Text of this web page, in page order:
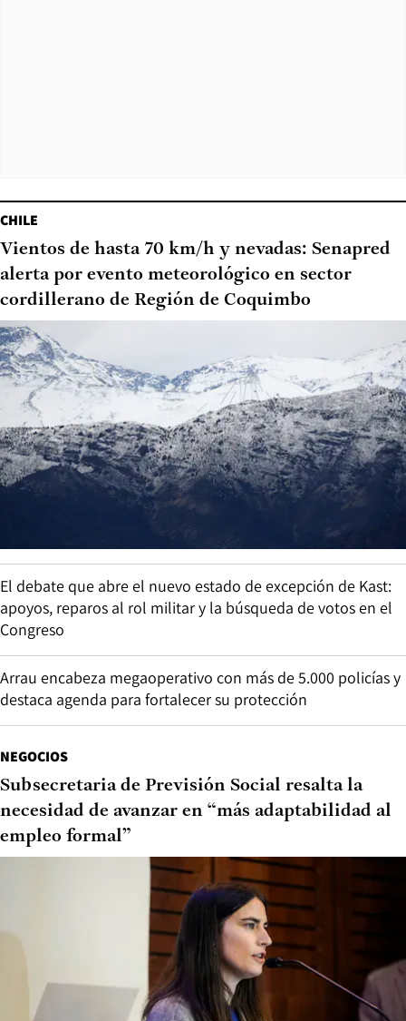
CHILE
Vientos de hasta 70 km/h y nevadas: Senapred
alerta por evento meteorológico en sector
cordillerano de Región de Coquimbo
El debate que abre el nuevo estado de excepción de Kast:
apoyos, reparos al rol militar y la búsqueda de votos en el
Congreso
Arrau encabeza megaoperativo con más de 5.000 policías y
destaca agenda para fortalecer su protección
NEGOCIOS
Subsecretaria de Previsión Social resalta la
necesidad de avanzar en “más adaptabilidad al
empleo formal”